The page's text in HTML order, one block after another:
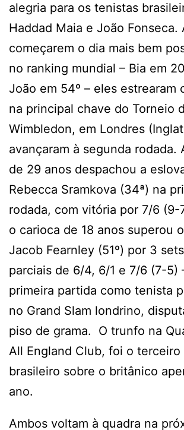
alegria para os tenistas
Haddad Maia e João Fonseca.
começarem o dia mais bem
no ranking mundial – Bia em
João em 54º – eles estrearam
na principal chave do Torneio
Wimbledon, em Londres
avançaram à segunda rodada.
de 29 anos despachou a
Rebecca Sramkova (34ª) na
rodada, com vitória por 7/6 (9-
o carioca de 18 anos superou
Jacob Fearnley (51º) por 3
parciais de 6/4, 6/1 e 7/6 (7-5)
primeira partida como tenista
no Grand Slam londrino,
piso de grama. O trunfo na
All England Club, foi o terceiro
brasileiro sobre o britânico
ano.
Ambos voltam à quadra na